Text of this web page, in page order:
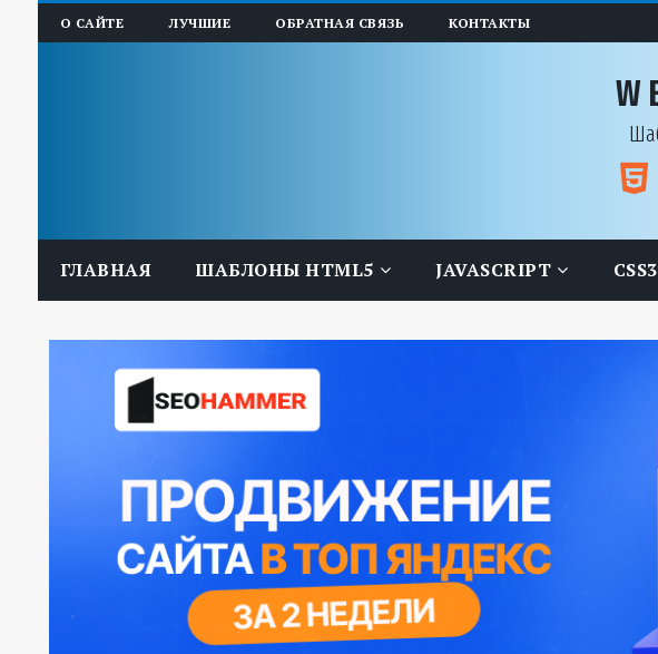
О САЙТЕ ЛУЧШИЕ ОБРАТНАЯ СВЯЗЬ КОНТАКТЫ
ГЛАВНАЯ ШАБЛОНЫ HTML5 JAVASCRIPT CSS3